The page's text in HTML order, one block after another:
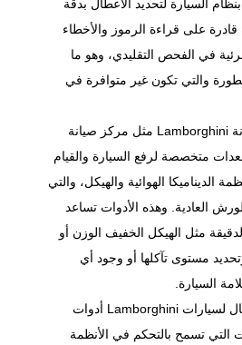
السيارة لتحديد الأعطال بدقة
قادرة على قراءة الرموز والأخطاء
في الفحص التقليدي، وهو ما
والتي تكون غير متوافرة في
تستخدم مراكز صيانة Lamborghini مثل مركز صيانة
متخصصة لرفع السيارة والقيام
الديناميكا الهوائية والهيكل، والتي
العادية. وهذه الأدوات تساعد
مثل الهيكل الخفيف الوزن أو
وتحديد مستوى تآكلها أو وجود أي
السيارة.
يتطلب الإصلاح الفعال لسيارات Lamborghini أدوات
التي تسمح بالتحكم في الأنظمة